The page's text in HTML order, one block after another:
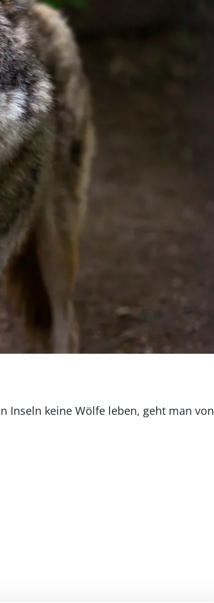
Inseln keine Wölfe leben, geht man von